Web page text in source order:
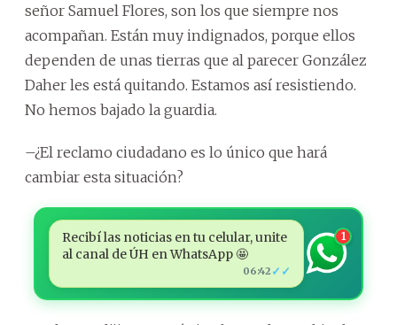
señor Samuel Flores, son los que siempre nos
acompañan. Están muy indignados, porque ellos
dependen de unas tierras que al parecer González
Daher les está quitando. Estamos así resistiendo.
No hemos bajado la guardia.
–¿El reclamo ciudadano es lo único que hará
cambiar esta situación?
Recibí las noticias en tu celular, unite
al canal de ÚH en WhatsApp 🤩
06:42 ✓✓
1